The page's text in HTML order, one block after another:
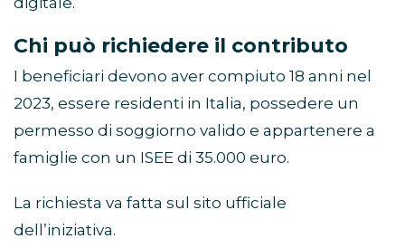
Chi può richiedere il contributo
I beneficiari devono aver compiuto 18 anni nel
2023, essere residenti in Italia, possedere un
permesso di soggiorno valido e appartenere a
famiglie con un ISEE di 35.000 euro.
La richiesta va fatta sul sito ufficiale
dell’iniziativa.